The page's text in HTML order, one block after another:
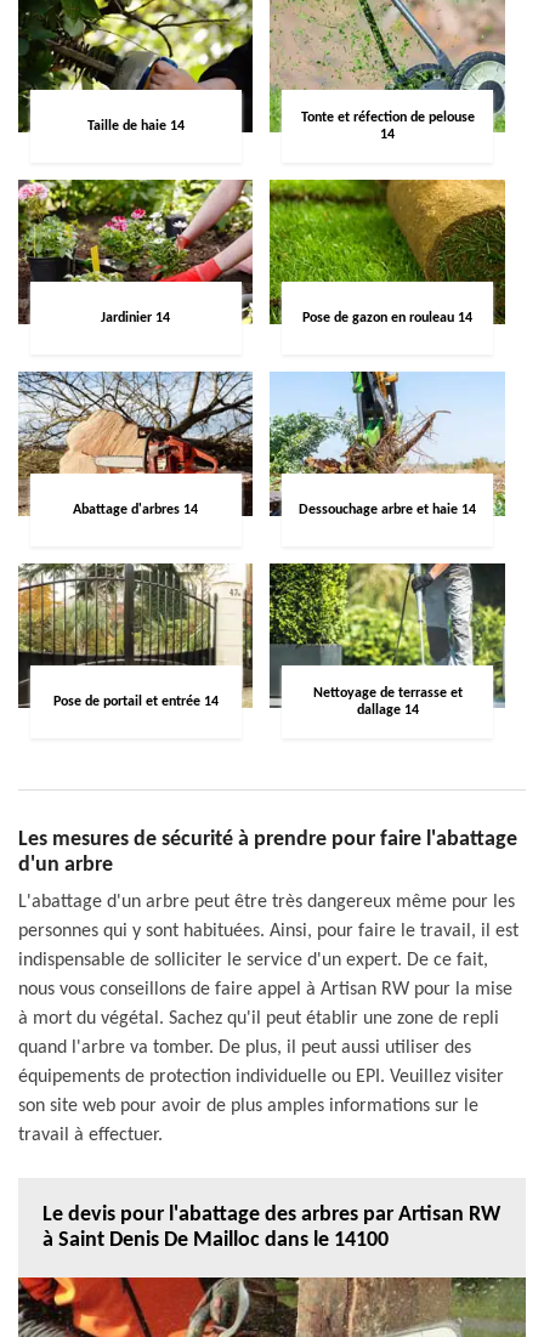
Taille de haie 14
Tonte et réfection de pelouse
14
Jardinier 14 Pose de gazon en rouleau 14
Abattage d'arbres 14 Dessouchage arbre et haie 14
Pose de portail et entrée 14
Nettoyage de terrasse et
dallage 14
Les mesures de sécurité à prendre pour faire l'abattage
d'un arbre
L'abattage d'un arbre peut être très dangereux même pour les
personnes qui y sont habituées. Ainsi, pour faire le travail, il est
indispensable de solliciter le service d'un expert. De ce fait,
nous vous conseillons de faire appel à Artisan RW pour la mise
à mort du végétal. Sachez qu'il peut établir une zone de repli
quand l'arbre va tomber. De plus, il peut aussi utiliser des
équipements de protection individuelle ou EPI. Veuillez visiter
son site web pour avoir de plus amples informations sur le
travail à effectuer.
Le devis pour l'abattage des arbres par Artisan RW
à Saint Denis De Mailloc dans le 14100